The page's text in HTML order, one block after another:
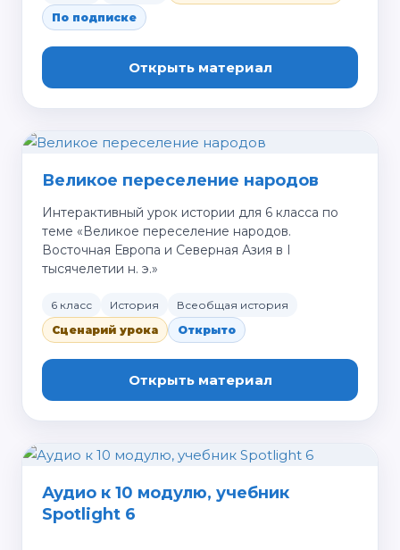
По подписке
Открыть материал
Великое переселение народов
Интерактивный урок истории для 6 класса по
теме «Великое переселение народов.
Восточная Европа и Северная Азия в I
тысячелетии н. э.»
6 класс История
Всеобщая история
Сценарий урока
Открыто
Открыть материал
Аудио к 10 модулю, учебник
Spotlight 6